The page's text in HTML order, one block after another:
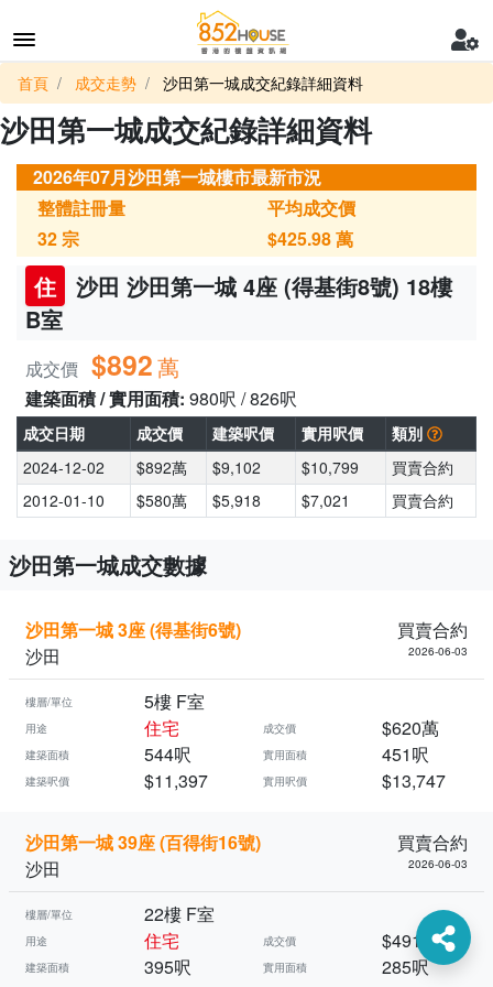
首頁 成交走勢 沙田第一城成交紀錄詳細資料
沙田第一城成交紀錄詳細資料
2026年07月沙田第一城樓市最新市況
整體註冊量
32宗
平均成交價
$425.98萬
住
沙田 沙田第一城 4座 (得基街8號) 18樓
B室
成交價 $892萬
建築面積 / 實用面積: 980呎 / 826呎
成交日期 成交價 建築呎價 實用呎價
類別
2024-12-02
$892萬 $9,102 $10,799
買賣合約
2012-01-10
$580萬 $5,918 $7,021 買賣合約
沙田第一城成交數據
沙田第一城 3座 (得基街6號)
買賣合約
沙田
2026-06-03
樓層/單位 5樓 F室
用途 住宅 成交價 $620萬
建築面積 544呎 實用面積 451呎
建築呎價 $11,397 實用呎價 $13,747
沙田第一城 39座 (百得街16號)
買賣合約
沙田
2026-06-03
樓層/單位 22樓 F室
用途 住宅 成交價 $491萬
建築面積 395呎 實用面積 285呎